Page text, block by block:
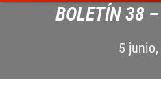
BOLETÍN 38
5